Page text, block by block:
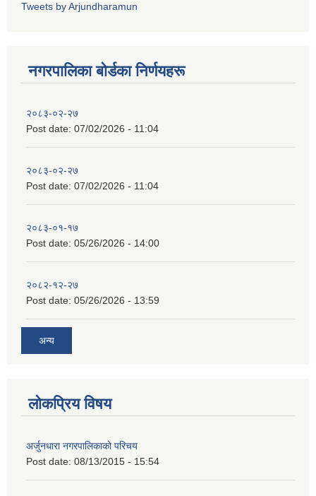
Tweets by Arjundharamun
नगरपालिका बाेर्डका निर्णयहरू
२०८३-०२-२७
Post date: 07/02/2026 - 11:04
२०८३-०२-२७
Post date: 07/02/2026 - 11:04
२०८३-०१-१७
Post date: 05/26/2026 - 14:00
२०८२-१२-२७
Post date: 05/26/2026 - 13:59
अन्य
लोकप्रिय विषय
अर्जुनधारा नगरपालिकाको परिचय
Post date: 08/13/2015 - 15:54